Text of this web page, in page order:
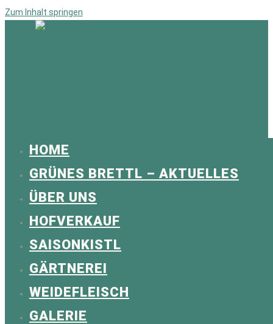
Zum Inhalt springen
HOME
GRÜNES BRETTL – AKTUELLES
ÜBER UNS
HOFVERKAUF
SAISONKISTL
GÄRTNEREI
WEIDEFLEISCH
GALERIE